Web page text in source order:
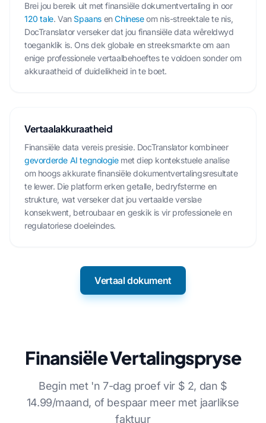
Brei jou bereik uit met finansiële dokumentvertaling in oor
120 tale. Van Spaans enChineseom nis-streektale te nis,
DocTranslator verseker dat jou finansiële data wêreldwyd
toeganklik is. Ons dek globale en streeksmarkte om aan
enige professionele vertaalbehoeftes te voldoen sonder om
akkuraatheid of duidelikheid in te boet.
Vertaalakkuraatheid
Finansiële data vereis presisie. DocTranslator kombineer
gevorderde AI tegnologiemet diep kontekstuele analise
om hoogs akkurate finansiële dokumentvertalingsresultate
te lewer. Die platform erken getalle, bedryfsterme en
strukture, wat verseker dat jou vertaalde verslae
konsekwent, betroubaar en geskik is vir professionele en
regulatoriese doeleindes.
Vertaal dokument
Finansiële Vertalingspryse
Begin met 'n 7-dag proef vir $ 2, dan $
14.99/maand, of bespaar meer met jaarlikse
faktuur